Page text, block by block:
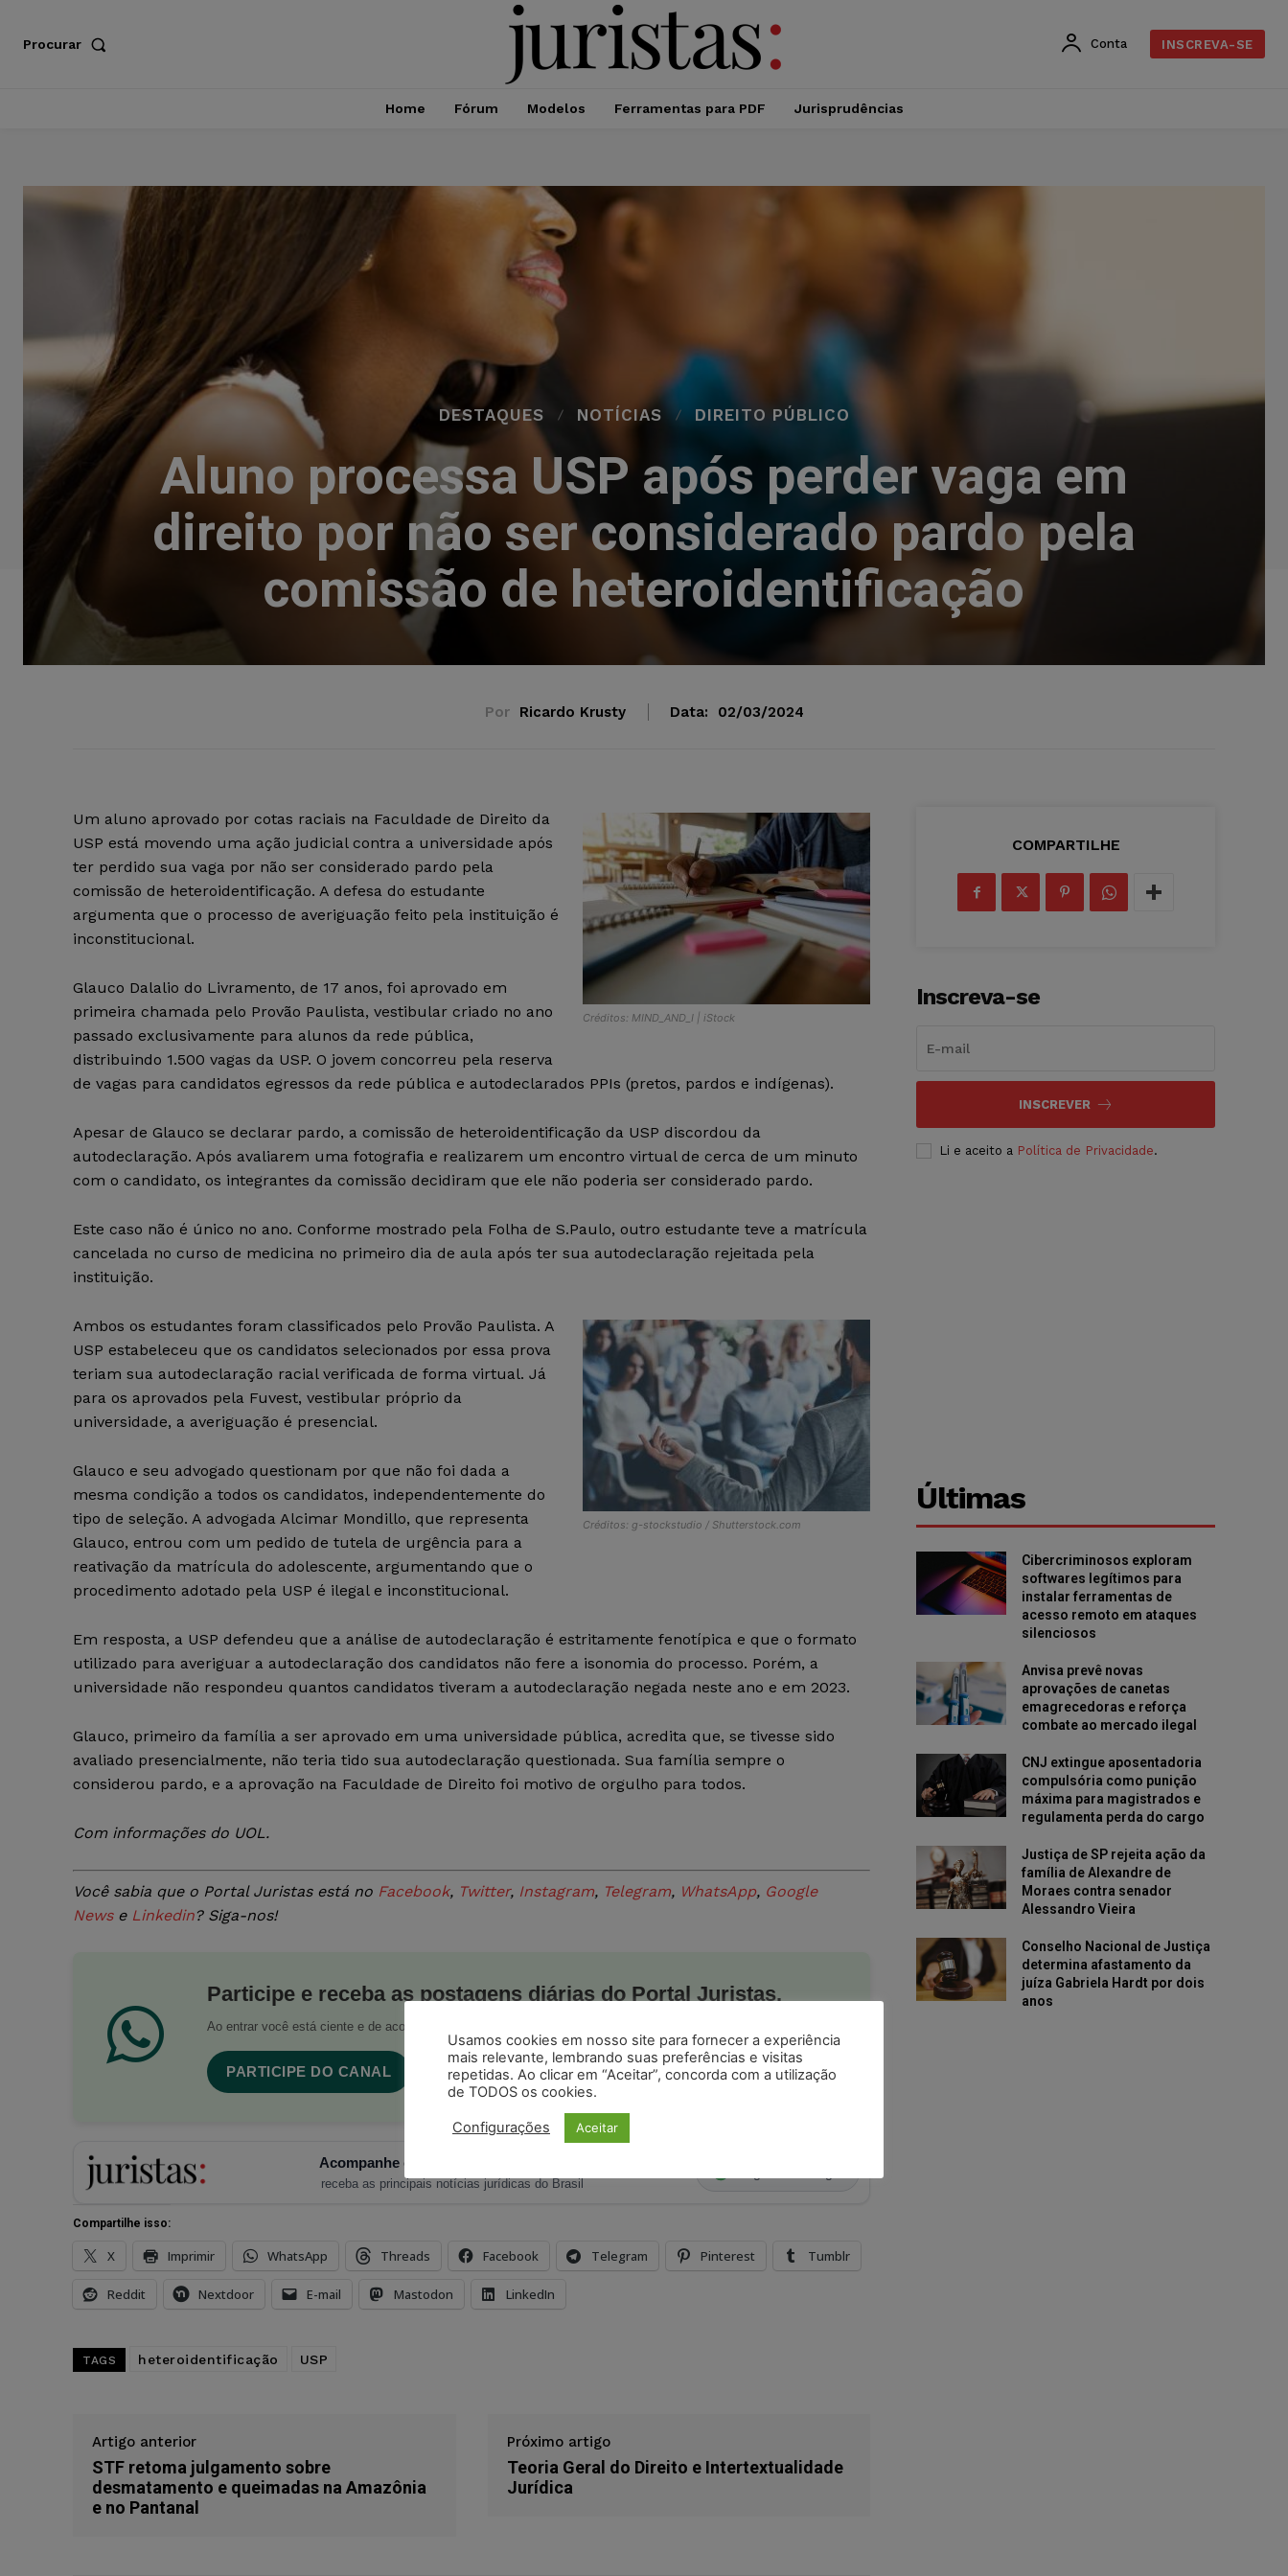
Procurar Conta INSCREVA-SE
Home Fórum Modelos Ferramentas para PDF Jurisprudências
DESTAQUES NOTÍCIAS DIREITO PÚBLICO
Aluno processa USP após perder vaga em
direito por não ser considerado pardo pela
comissão de heteroidentificação
Por Ricardo Krusty Data: 02/03/2024
Créditos: MIND_AND_I | iStock
Um aluno aprovado por cotas raciais na Faculdade de Direito da
USP está movendo uma ação judicial contra a universidade após
ter perdido sua vaga por não ser considerado pardo pela
comissão de heteroidentificação. A defesa do estudante
argumenta que o processo de averiguação feito pela instituição é
inconstitucional.
Glauco Dalalio do Livramento, de 17 anos, foi aprovado em
primeira chamada pelo Provão Paulista, vestibular criado no ano
passado exclusivamente para alunos da rede pública,
distribuindo 1.500 vagas da USP. O jovem concorreu pela reserva
de vagas para candidatos egressos da rede pública e autodeclarados PPIs (pretos, pardos e indígenas).
Apesar de Glauco se declarar pardo, a comissão de heteroidentificação da USP discordou da
autodeclaração. Após avaliarem uma fotografia e realizarem um encontro virtual de cerca de um minuto
com o candidato, os integrantes da comissão decidiram que ele não poderia ser considerado pardo.
Este caso não é único no ano. Conforme mostrado pela Folha de S.Paulo, outro estudante teve a matrícula
cancelada no curso de medicina no primeiro dia de aula após ter sua autodeclaração rejeitada pela
instituição.
Créditos: g-stockstudio / Shutterstock.com
Ambos os estudantes foram classificados pelo Provão Paulista. A
USP estabeleceu que os candidatos selecionados por essa prova
teriam sua autodeclaração racial verificada de forma virtual. Já
para os aprovados pela Fuvest, vestibular próprio da
universidade, a averiguação é presencial.
Glauco e seu advogado questionam por que não foi dada a
mesma condição a todos os candidatos, independentemente do
tipo de seleção. A advogada Alcimar Mondillo, que representa
Glauco, entrou com um pedido de tutela de urgência para a
reativação da matrícula do adolescente, argumentando que o
procedimento adotado pela USP é ilegal e inconstitucional.
Em resposta, a USP defendeu que a análise de autodeclaração é estritamente fenotípica e que o formato
utilizado para averiguar a autodeclaração dos candidatos não fere a isonomia do processo. Porém, a
universidade não respondeu quantos candidatos tiveram a autodeclaração negada neste ano e em 2023.
Glauco, primeiro da família a ser aprovado em uma universidade pública, acredita que, se tivesse sido
avaliado presencialmente, não teria tido sua autodeclaração questionada. Sua família sempre o
considerou pardo, e a aprovação na Faculdade de Direito foi motivo de orgulho para todos.
Com informações do UOL.
Você sabia que o Portal Juristas está no Facebook, Twitter, Instagram, Telegram, WhatsApp, Google
Newse Linkedin? Siga-nos!
Participe e receba as postagens diárias do Portal Juristas.
Ao entrar você está ciente e de acordo com os
PARTICIPE DO CANAL
Acompanhe o Juristas no Google News
receba as principais notícias jurídicas do Brasil
Compartilhe isso:
X Imprimir WhatsApp Threads Facebook Telegram Pinterest Tumblr
Reddit Nextdoor E-mail Mastodon LinkedIn
TAGS heteroidentificação USP
Artigo anterior
STF retoma julgamento sobre
desmatamento e queimadas na Amazônia
e no Pantanal
Próximo artigo
Teoria Geral do Direito e Intertextualidade
Jurídica
COMPARTILHE
Inscreva-se
INSCREVER
Li e aceito a Política de Privacidade.
Últimas
Cibercriminosos exploram
softwares legítimos para
instalar ferramentas de
acesso remoto em ataques
silenciosos
Anvisa prevê novas
aprovações de canetas
emagrecedoras e reforça
combate ao mercado ilegal
CNJ extingue aposentadoria
compulsória como punição
máxima para magistrados e
regulamenta perda do cargo
Justiça de SP rejeita ação da
família de Alexandre de
Moraes contra senador
Alessandro Vieira
Conselho Nacional de Justiça
determina afastamento da
juíza Gabriela Hardt por dois
anos
Usamos cookies em nosso site para fornecer a experiência
mais relevante, lembrando suas preferências e visitas
repetidas. Ao clicar em “Aceitar”, concorda com a utilização
de TODOS os cookies.
Configurações Aceitar